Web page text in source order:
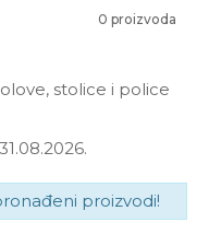
0 proizvoda
stolice i police
proizvodi!